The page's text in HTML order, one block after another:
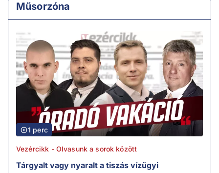
Műsorzóna
1 perc
Vezércikk - Olvasunk a sorok között
Tárgyalt vagy nyaralt a tiszás vízügyi